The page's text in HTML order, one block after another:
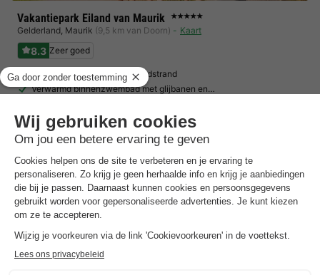
Vakantiepark Eiland van Maurik ★★★★★
Gelderland, Maurik (9,5 km van Doorn) Kaart
8.3 Zeer goed
Direct aan het water met zandstrand
Verwarmd binnenzwembad met glijbanen en…
Toon prijzen